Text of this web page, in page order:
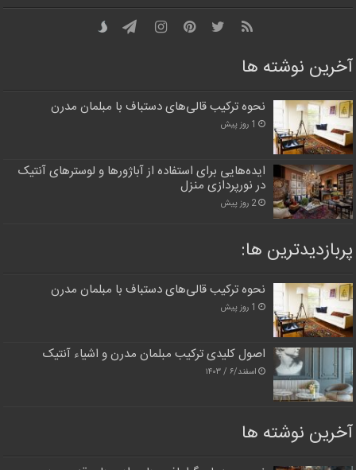
آخرین نوشته ها
نحوه ترکیب قالی‌های دستباف با مبلمان مدرن
1 روز پیش
ایده‌هایی برای استفاده از آباژورها و لوسترهای آنتیک
در نورپردازی منزل
2 روز پیش
پربازدیدترین‌ ها:
نحوه ترکیب قالی‌های دستباف با مبلمان مدرن
1 روز پیش
اصول کلیدی ترکیب مبلمان مدرن و اشیاء آنتیک
اسفند/۶ / ۱۴۰۳
آخرین نوشته ها